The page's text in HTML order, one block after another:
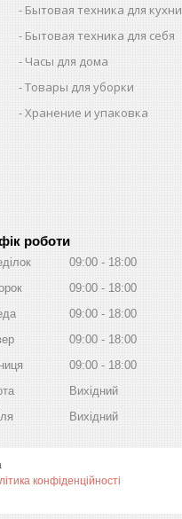
Бытовая техника для кухни
Бытовая техника для себя
Часы для дома
Товары для уборки
Хранение и упаковка
роботи
09:00
18:00
09:00
18:00
09:00
18:00
09:00
18:00
09:00
18:00
Вихідний
Вихідний
конфіденційності